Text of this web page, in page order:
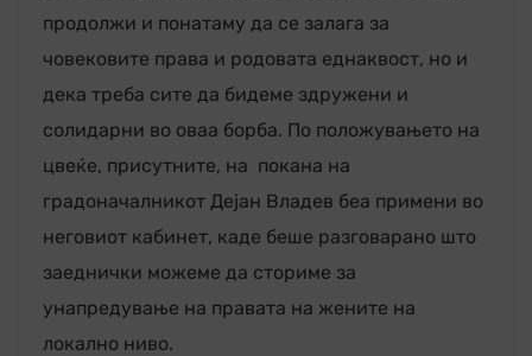
продолжи и понатаму да се залага за
човековите права и родовата еднаквост, но и
дека треба сите да бидеме здружени и
солидарни во оваа борба. По положувањето на
цвеќе, присутните, на покана на
градоначалникот Дејан Владев беа примени во
неговиот кабинет, каде беше разговарано што
заеднички можеме да сториме за
унапредување на правата на жените на
локално ниво.